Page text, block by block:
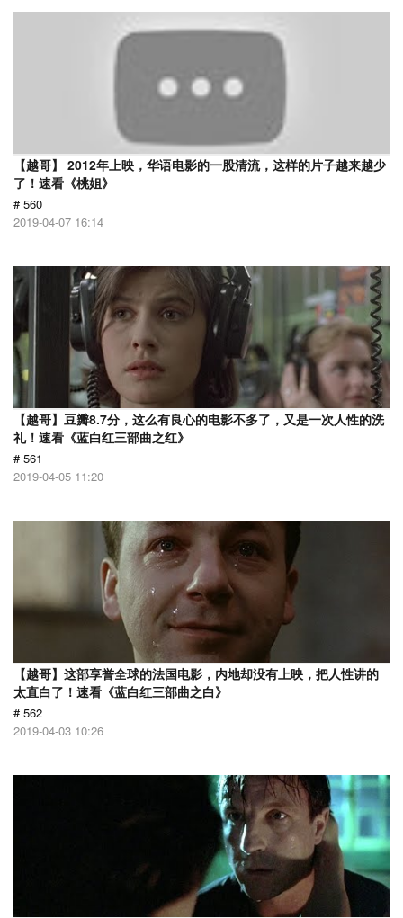
【越哥】 2012年上映，华语电影的一股清流，这样的片子越来越少
了！速看《桃姐》
# 560
2019-04-07 16:14
【越哥】豆瓣8.7分，这么有良心的电影不多了，又是一次人性的洗
礼！速看《蓝白红三部曲之红》
# 561
2019-04-05 11:20
【越哥】这部享誉全球的法国电影，内地却没有上映，把人性讲的
太直白了！速看《蓝白红三部曲之白》
# 562
2019-04-03 10:26